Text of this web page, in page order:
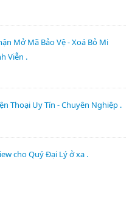
Mở Mã Bảo Vệ - Xoá Bỏ Mi
Viễn .
Thoại Uy Tín - Chuyên Nghiệp .
cho Quý Đại Lý ở xa .